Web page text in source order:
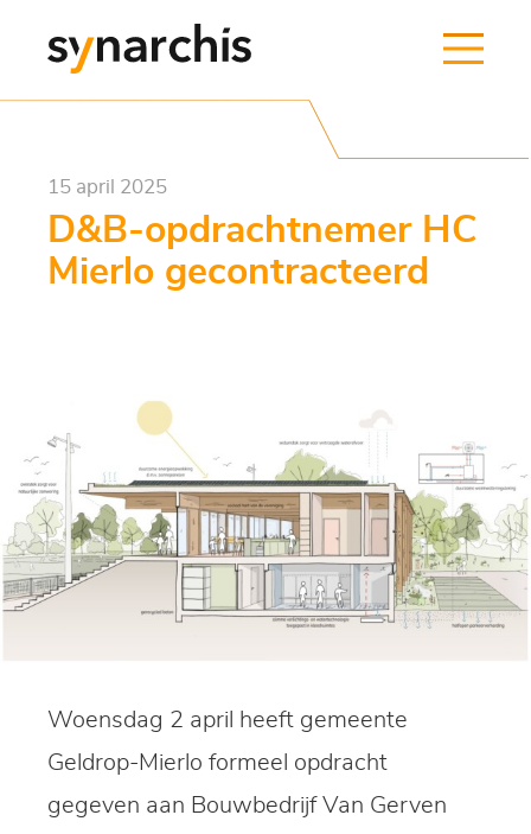
15 april 2025
D&B-opdrachtnemer HC
Mierlo gecontracteerd
Woensdag 2 april heeft gemeente
Geldrop-Mierlo formeel opdracht
gegeven aan Bouwbedrijf Van Gerven